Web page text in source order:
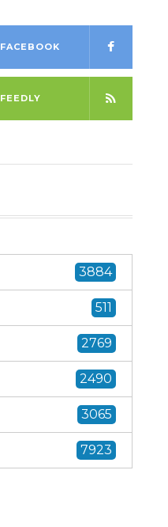
FACEBOOK
FEEDLY
3884
511
2769
2490
3065
7923